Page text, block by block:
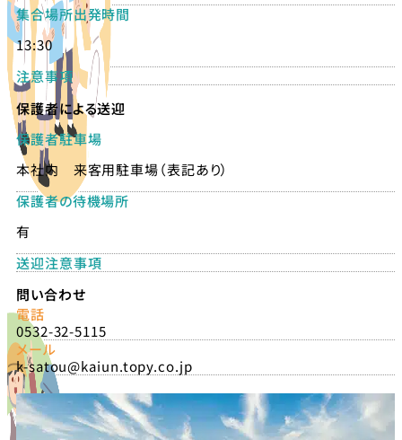
集合場所出発時間
13:30
注意事項
保護者による送迎
保護者駐車場
本社内 来客用駐車場（表記あり）
保護者の待機場所
有
送迎注意事項
問い合わせ
電話
0532-32-5115
メール
k-satou@kaiun.topy.co.jp